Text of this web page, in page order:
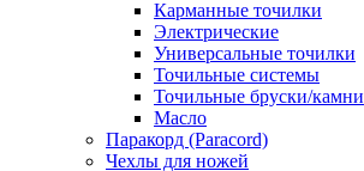
Карманные точилки
Электрические
Универсальные точилки
Точильные системы
Точильные бруски/камни
Масло
Паракорд (Paracord)
Чехлы для ножей